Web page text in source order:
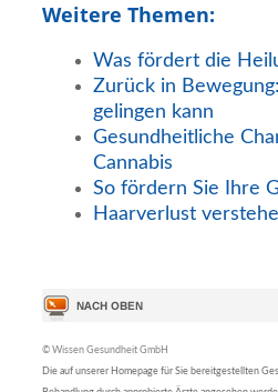
Weitere Themen:
Was fördert die
Zurück in
gelingen kann
Gesundheitliche
Cannabis
So fördern Sie Ihre
Haarverlust
© Wissen Gesundheit GmbH
Die auf unserer Homepage für Sie bereitgestellten